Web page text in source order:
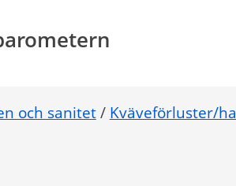
och sanitet/ Kväveförluster/ha